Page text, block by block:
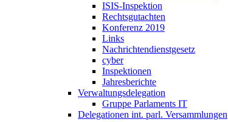
ISIS-Inspektion
Rechtsgutachten
Konferenz 2019
Links
Nachrichtendienstgesetz
cyber
Inspektionen
Jahresberichte
Verwaltungsdelegation
Gruppe Parlaments IT
Delegationen int. parl. Versammlungen